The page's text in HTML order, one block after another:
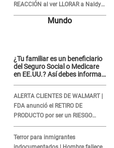
REACCIÓN al ver LLORAR a Naldy
Saldaña tras acoso: "No sabía la
Mundo
en EE.UU.? Así debes informar
sobre su muerte para EVITAR
COBROS
ALERTA CLIENTES DE WALMART |
PRODUCTO por ser un RIESGO